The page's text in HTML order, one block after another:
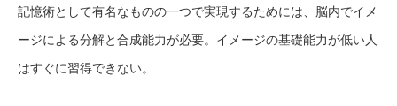
記憶術として有名なものの一つで実現するためには、脳内でイメ
ージによる分解と合成能力が必要。イメージの基礎能力が低い人
はすぐに習得できない。